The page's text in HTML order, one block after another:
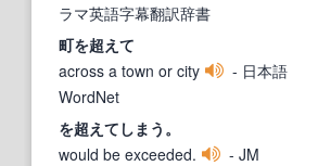
ラマ英語字幕翻訳辞書
町を超え て
across a town or city
- 日本語
WordNet
を超え てしまう。
would be exceeded.
- JM